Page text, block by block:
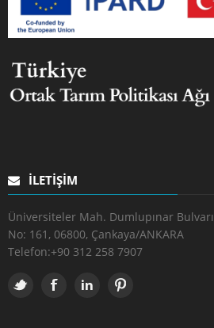
İLETIŞIM
Üniversiteler Mah. Dumlupınar Bulvarı
No: 161, 06800, Çankaya/ANKARA
Telefon:+90 312 258 7907